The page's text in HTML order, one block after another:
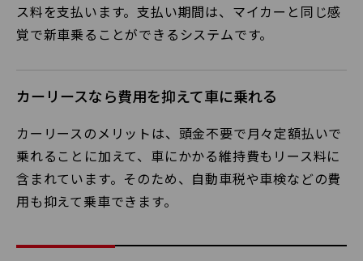
ス料を支払います。支払い期間は、マイカーと同じ感
覚で新車乗ることができるシステムです。
カーリースなら費用を抑えて車に乗れる
カーリースのメリットは、頭金不要で月々定額払いで
乗れることに加えて、車にかかる維持費もリース料に
含まれています。そのため、自動車税や車検などの費
用も抑えて乗車できます。